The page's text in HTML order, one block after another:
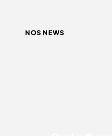
NOS NEWS